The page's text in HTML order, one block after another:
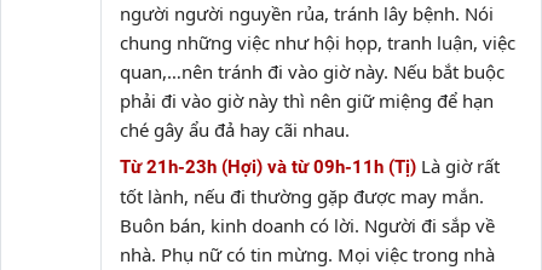
người người nguyền rủa, tránh lây bệnh. Nói
chung những việc như hội họp, tranh luận, việc
quan,…nên tránh đi vào giờ này. Nếu bắt buộc
phải đi vào giờ này thì nên giữ miệng để hạn
ché gây ẩu đả hay cãi nhau.
Từ 21h-23h (Hợi) và từ 09h-11h (Tị) Là giờ rất
tốt lành, nếu đi thường gặp được may mắn.
Buôn bán, kinh doanh có lời. Người đi sắp về
nhà. Phụ nữ có tin mừng. Mọi việc trong nhà